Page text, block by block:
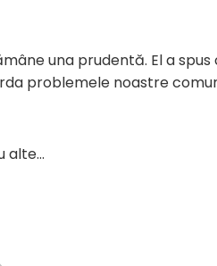
una prudentă. El a spus
problemele noastre
alte…